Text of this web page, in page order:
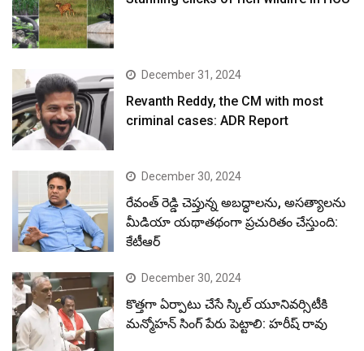
December 31, 2024
Revanth Reddy, the CM with most
criminal cases: ADR Report
December 30, 2024
రేవంత్ రెడ్డి చెప్తున్న అబద్ధాలను, అసత్యాలను
మీడియా యథాతథంగా ప్రచురితం చేస్తుంది:
కేటీఆర్
December 30, 2024
కొత్తగా ఏర్పాటు చేసే స్కిల్ యూనివర్సిటీకి
మన్మోహన్ సింగ్ పేరు పెట్టాలి: హరీష్ రావు